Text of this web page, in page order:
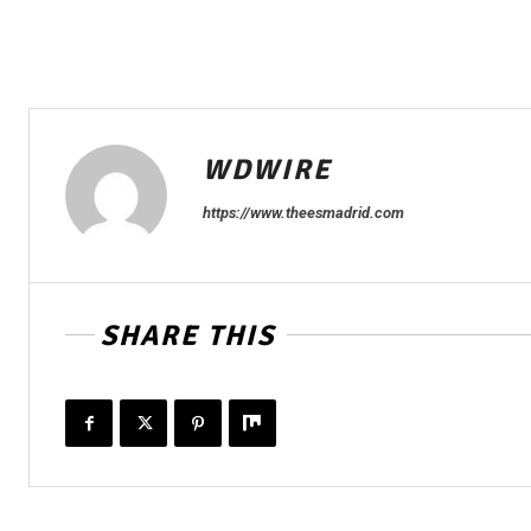
WDWIRE
https://www.theesmadrid.com
SHARE THIS